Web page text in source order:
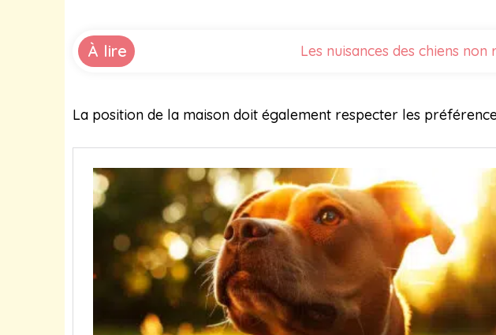
À lire Les nuisances des chiens
La position de la maison doit également respecter les